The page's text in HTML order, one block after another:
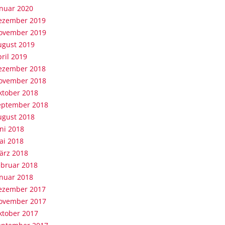
2020
2019
2019
2019
2019
2018
2018
2018
2018
2018
2018
2018
2018
2018
2018
2017
2017
2017